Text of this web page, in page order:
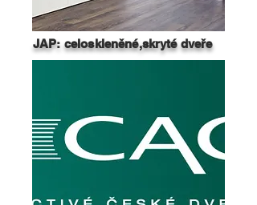
JAP: celoskleněné,skryté dveře